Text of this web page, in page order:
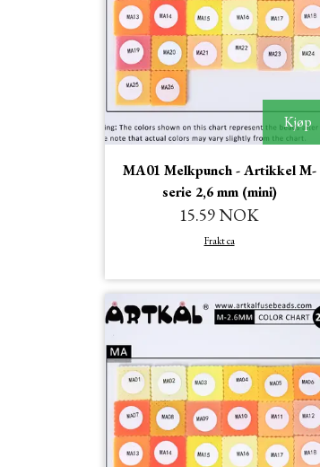
Kjøp
MA01 Melkpunch - Artikkel M-
serie 2,6 mm (mini)
15.59 NOK
Frakt ca